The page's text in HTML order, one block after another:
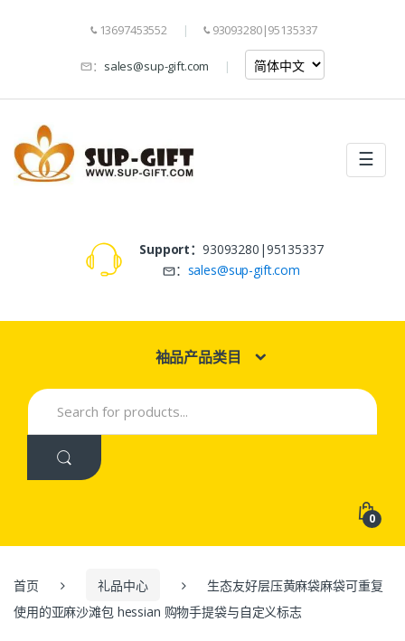
13697453552 93093280|95135337
： sales@sup-gift.com
☰
Support： 93093280|95135337
： sales@sup-gift.com
袖品产品类目
Search
for:
0
首页 礼品中心
生态友好层压黄麻袋麻袋可重复
使用的亚麻沙滩包 hessian 购物手提袋与自定义标志